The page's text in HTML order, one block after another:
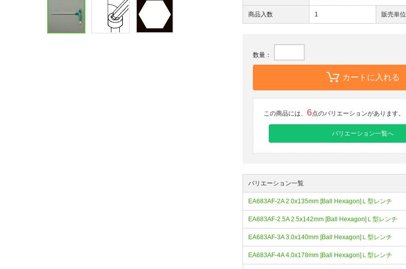
商品入数 1 販売単位
数量：
カートに入れる
この商品には、 6点のバリエーションがあります。
バリエーション一覧へ
バリエーション一覧
EA683AF-2A 2.0x135mm [Ball Hexagon]Ｌ型レンチ
EA683AF-2.5A 2.5x142mm [Ball Hexagon]Ｌ型レンチ
EA683AF-3A 3.0x140mm [Ball Hexagon]Ｌ型レンチ
EA683AF-4A 4.0x178mm [Ball Hexagon]Ｌ型レンチ